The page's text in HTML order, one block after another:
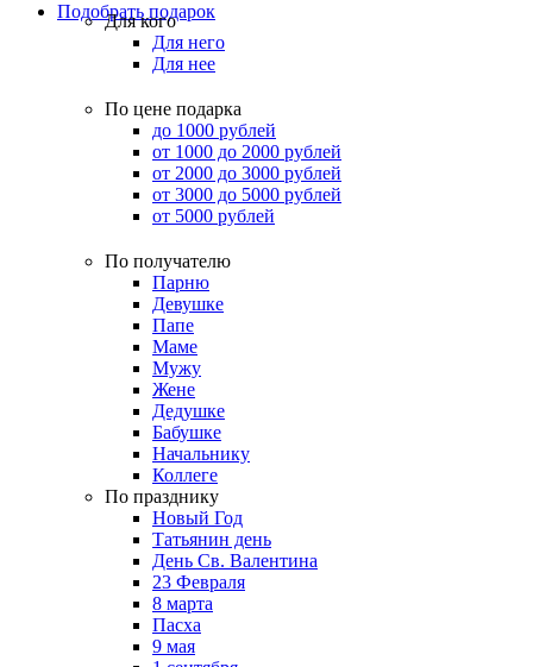
Подобрать подарок
Для кого
Для него
Для нее
По цене подарка
до 1000 рублей
от 1000 до 2000 рублей
от 2000 до 3000 рублей
от 3000 до 5000 рублей
от 5000 рублей
По получателю
Парню
Девушке
Папе
Маме
Мужу
Жене
Дедушке
Бабушке
Начальнику
Коллеге
По празднику
Новый Год
Татьянин день
День Св. Валентина
23 Февраля
8 марта
Пасха
9 мая